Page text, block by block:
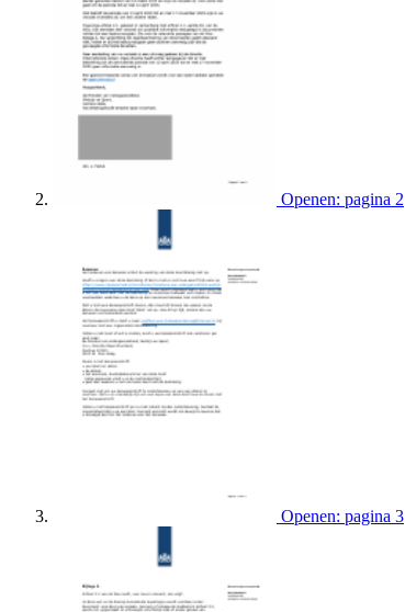
Openen: pagina 2
Openen: pagina 3